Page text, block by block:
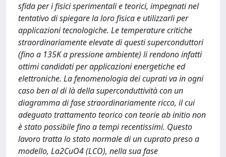
sfida per i fisici sperimentali e teorici, impegnati nel
tentativo di spiegare la loro fisica e utilizzarli per
applicazioni tecnologiche. Le temperature critiche
straordinariamente elevate di questi superconduttori
(fino a 135K a pressione ambiente) li rendono infatti
ottimi candidati per applicazioni energetiche ed
elettroniche. La fenomenologia dei cuprati va in ogni
caso ben al di là della superconduttività con un
diagramma di fase straordinariamente ricco, il cui
adeguato trattamento teorico con teorie ab initio non
è stato possibile fino a tempi recentissimi. Questo
lavoro tratta lo stato normale di un cuprato preso a
modello, La2CuO4 (LCO), nella sua fase